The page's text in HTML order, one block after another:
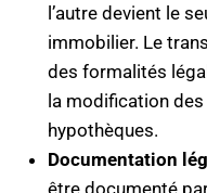
l’autre devient le
immobilier. Le
des formalités
la modification
hypothèques.
Documentation